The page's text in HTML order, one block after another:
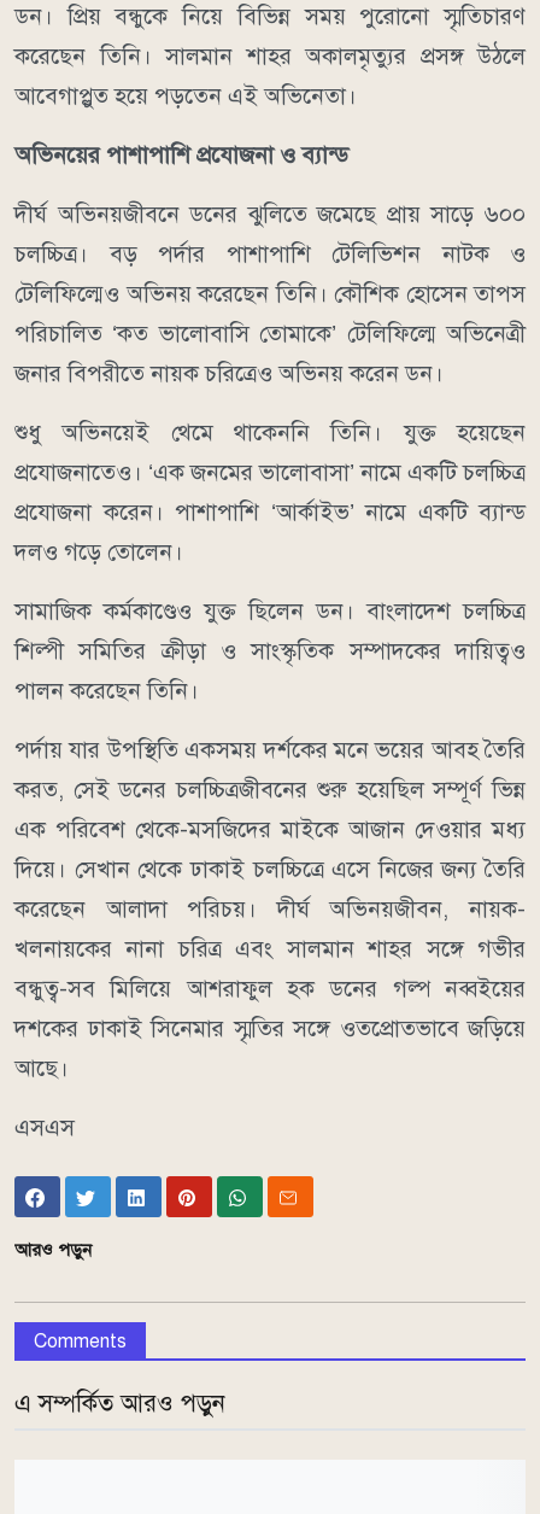
ডন। প্রিয় বন্ধুকে নিয়ে বিভিন্ন সময় পুরোনো স্মৃতিচারণ
করেছেন তিনি। সালমান শাহর অকালমৃত্যুর প্রসঙ্গ উঠলে
আবেগাপ্লুত হয়ে পড়তেন এই অভিনেতা।
অভিনয়ের পাশাপাশি প্রযোজনা ও ব্যান্ড
দীর্ঘ অভিনয়জীবনে ডনের ঝুলিতে জমেছে প্রায় সাড়ে ৬০০
চলচ্চিত্র। বড় পর্দার পাশাপাশি টেলিভিশন নাটক ও
টেলিফিল্মেও অভিনয় করেছেন তিনি। কৌশিক হোসেন তাপস
পরিচালিত ‘কত ভালোবাসি তোমাকে’ টেলিফিল্মে অভিনেত্রী
জনার বিপরীতে নায়ক চরিত্রেও অভিনয় করেন ডন।
শুধু অভিনয়েই থেমে থাকেননি তিনি। যুক্ত হয়েছেন
প্রযোজনাতেও। ‘এক জনমের ভালোবাসা’ নামে একটি চলচ্চিত্র
প্রযোজনা করেন। পাশাপাশি ‘আর্কাইভ’ নামে একটি ব্যান্ড
দলও গড়ে তোলেন।
সামাজিক কর্মকাণ্ডেও যুক্ত ছিলেন ডন। বাংলাদেশ চলচ্চিত্র
শিল্পী সমিতির ক্রীড়া ও সাংস্কৃতিক সম্পাদকের দায়িত্বও
পালন করেছেন তিনি।
পর্দায় যার উপস্থিতি একসময় দর্শকের মনে ভয়ের আবহ তৈরি
করত, সেই ডনের চলচ্চিত্রজীবনের শুরু হয়েছিল সম্পূর্ণ ভিন্ন
এক পরিবেশ থেকে-মসজিদের মাইকে আজান দেওয়ার মধ্য
দিয়ে। সেখান থেকে ঢাকাই চলচ্চিত্রে এসে নিজের জন্য তৈরি
করেছেন আলাদা পরিচয়। দীর্ঘ অভিনয়জীবন, নায়ক-
খলনায়কের নানা চরিত্র এবং সালমান শাহর সঙ্গে গভীর
বন্ধুত্ব-সব মিলিয়ে আশরাফুল হক ডনের গল্প নব্বইয়ের
দশকের ঢাকাই সিনেমার স্মৃতির সঙ্গে ওতপ্রোতভাবে জড়িয়ে
আছে।
এসএস
আরও পড়ুন
Comments
এ সম্পর্কিত আরও পড়ুন